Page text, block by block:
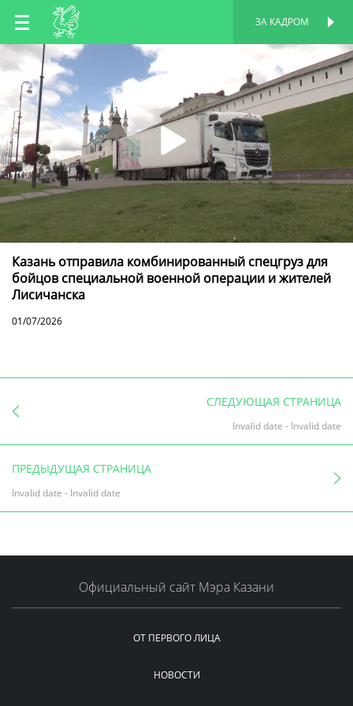
RU
TT
ЗА КАДРОМ
Казань отправила комбинированный спецгруз для
бойцов специальной военной операции и жителей
Лисичанска
01/07/2026
СЛЕДУЮЩАЯ СТРАНИЦА
Invalid date - Invalid date
ПРЕДЫДУЩАЯ СТРАНИЦА
Invalid date - Invalid date
Официальный сайт Мэра Казани
ОТ ПЕРВОГО ЛИЦА
НОВОСТИ
ПЕРСОНАЛЬНАЯ
СТРАНИЦА